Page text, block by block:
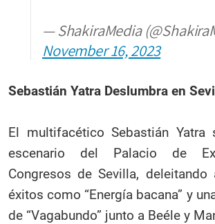
— ShakiraMedia
November 16, 2023
Sebastián Yatra Deslumbra en
El multifacético Sebastián Yatra
escenario del Palacio de
Congresos de Sevilla,
éxitos como “Energía bacana” y
de “Vagabundo” junto a Beéle y